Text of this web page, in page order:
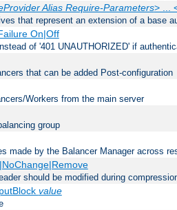
Alias Require-Parameters> ...
that represent an extension of a base
On|Off
of '401 UNAUTHORIZED' if
that can be added Post-configuration
Workers from the main server
group
made by the Balancer Manager across
should be modified during
value